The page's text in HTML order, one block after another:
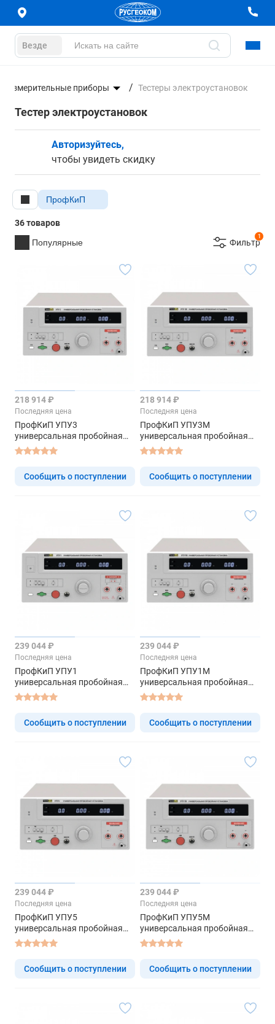
Везде
приборы Тестеры электроустановок
Тестер электроустановок
Авторизуйтесь,
чтобы увидеть скидку
ПрофКиП
36 товаров
Популярные
1
Фильтр
218 914 ₽
Последняя цена
ПрофКиП УПУ3
универсальная пробойная
установка
Сообщить о поступлении
218 914 ₽
Последняя цена
ПрофКиП УПУ3М
универсальная пробойная
установка
Сообщить о поступлении
239 044 ₽
Последняя цена
ПрофКиП УПУ1
универсальная пробойная
установка
Сообщить о поступлении
239 044 ₽
Последняя цена
ПрофКиП УПУ1М
универсальная пробойная
установка
Сообщить о поступлении
239 044 ₽
Последняя цена
ПрофКиП УПУ5
универсальная пробойная
установка
Сообщить о поступлении
239 044 ₽
Последняя цена
ПрофКиП УПУ5М
универсальная пробойная
установка
Сообщить о поступлении